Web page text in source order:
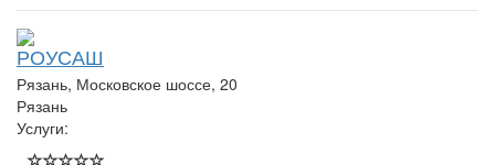
РОУСАШ
Рязань, Московское шоссе, 20
Рязань
Услуги: